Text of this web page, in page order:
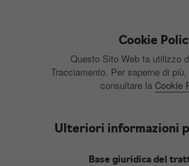
Cookie
Questo Sito Web fa utilizzo
Tracciamento. Per saperne di
consultare la Cookie
Ulteriori informazioni
Base giuridica del